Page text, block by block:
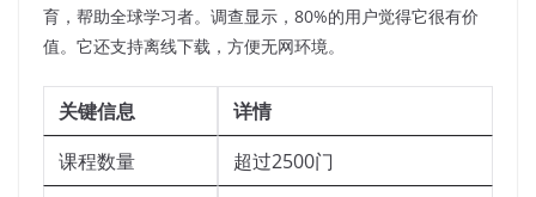
育，帮助全球学习者。调查显示，80%的用户觉得它很有价
值。它还支持离线下载，方便无网环境。
关键信息
详情
课程数量
超过2500门